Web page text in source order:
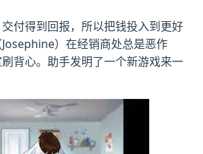
付得到回报，所以把钱投入到更好
）在经销商处总是恶作
背心。助手发明了一个新游戏来一